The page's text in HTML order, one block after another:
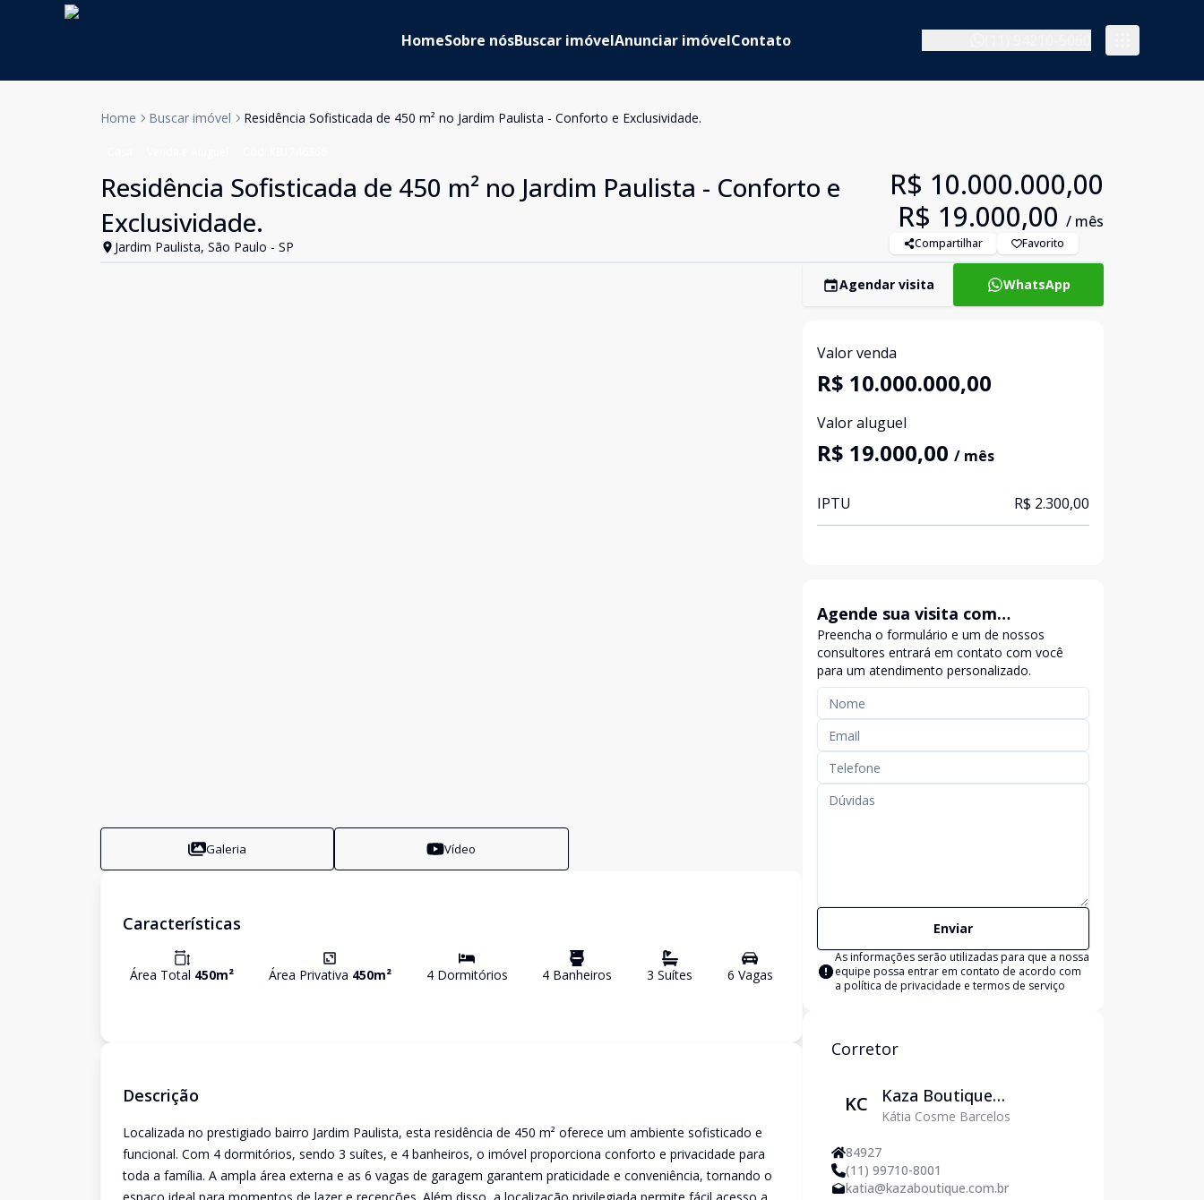
HomeSobre nósBuscar imóvelAnunciar imóvelContato
Home Buscar imóvel Residência Sofisticada de 450 m² no Jardim Paulista - Conforto e Exclusividade.
Residência Sofisticada de 450 m² no Jardim Paulista - Conforto e
Exclusividade.
Jardim Paulista, São Paulo - SP
R$ 10.000.000,00
R$ 19.000,00 / mês
Compartilhar Favorito
Galeria Vídeo
Características
Área Total 450m² Área Privativa 450m² 4Dormitórios 4 Banheiros 3 Suítes 6 Vagas
Descrição
Localizada no prestigiado bairro Jardim Paulista, esta residência de 450 m² oferece um ambiente sofisticado e
funcional. Com 4 dormitórios, sendo 3 suítes, e 4 banheiros, o imóvel proporciona conforto e privacidade para
toda a família. A ampla área externa e as 6 vagas de garagem garantem praticidade e conveniência, tornando o
Agendar visita WhatsApp
Valor venda
R$ 10.000.000,00
Valor aluguel
R$ 19.000,00 / mês
IPTU R$ 2.300,00
Agende sua visita com
exclusividade
Preencha o formulário e um de nossos
consultores entrará em contato com você
para um atendimento personalizado.
Enviar
As informações serão utilizadas para que a nossa
equipe possa entrar em contato de acordo com
a política de privacidade e termos de serviço
Corretor
KC
Kaza Boutique
Imobiliária
Kátia Cosme Barcelos
84927
(11) 99710-8001
katia@kazaboutique.com.br